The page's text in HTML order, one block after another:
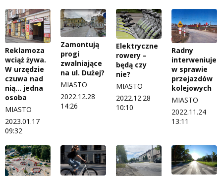
Reklamoza
wciąż żywa.
W urzędzie
czuwa nad
nią… jedna
osoba
MIASTO
2023.01.17
09:32
Zamontują
progi
zwalniające
na ul. Dużej?
MIASTO
2022.12.28
14:26
Elektryczne
rowery –
będą czy
nie?
MIASTO
2022.12.28
10:10
Radny
interweniuje
w sprawie
przejazdów
kolejowych
MIASTO
2022.11.24
13:11